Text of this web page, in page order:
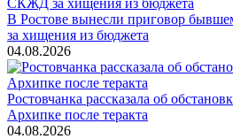
В Ростове вынесли приговор
за хищения из бюджета
04.08.2026
Ростовчанка рассказала об
Архипке после теракта
04.08.2026